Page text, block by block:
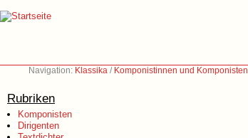
Navigation: Klassika / Komponistinnen und Komponisten
Rubriken
Komponisten
Dirigenten